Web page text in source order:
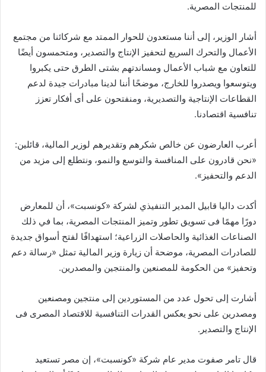
للمنتجات المصرية.
أشار الوزير، إلى أننا مستعدون للحوار الممتد مع شركائنا من مجتمع
الأعمال والتحرك السريع لتحفيز الإنتاج والتصدير، ومتحمسون أيضًا
للتعاون مع شباب الأعمال ومساندتهم بشتى الطرق حتى يكبروا
ويتوسعوا ويصدروا للخارج، موضحًا أننا لدينا مبادرات جيدة لدعم
القطاعات الإنتاجية والتصديرية، ومنفتحون على أى أفكار تعزز
تنافسية اقتصادنا.
أعرب العارضون عن خالص شكرهم وتقديرهم لوزير المالية، قائلين:
«نحن قادرون على المنافسة والتوسع والنمو، ونتطلع إلى مزيد من
الدعم والتحفيز».
أكدت داليا قابيل المدير التنفيذي لشركة «كونسبت»، أن للمعارض
دورًا مهمًا فى تسويق تطور وتميز المنتجات المصرية، بما في ذلك
الصناعات الغذائية والحاصلات الزراعية؛ استهدافًا لفتح أسواق جديدة
للصادرات المصرية، موضحة أن زيارة وزير المالية تمثل «رسالة دعم
وتحفيز» من الحكومة للمصنعين والمنتجين والمصدرين.
أشارت إلى تحول عدد من المستوردين إلى منتجين ومصنعين
ومصدرين على نحو يعكس القدرات التنافسية للاقتصاد المصرى فى
الإنتاج والتصدير.
قال تامر صفوت مدير عام شركة «كونسبت»، إن مصر تستعيد